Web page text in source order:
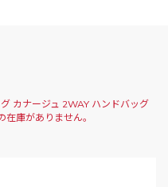
カナージュ 2WAY ハンドバッグ
庫がありません。